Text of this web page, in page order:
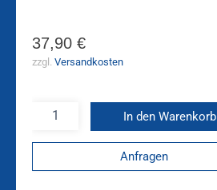
37,90 €
zzgl. Versandkosten
In den Warenkorb
Anfragen